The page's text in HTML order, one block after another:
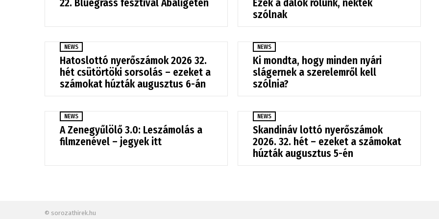
22. Bluegrass fesztivál Abaligeten
Ezek a dalok rólunk, nektek
szólnak
NEWS
Hatoslottó nyerőszámok 2026 32.
hét csütörtöki sorsolás – ezeket a
számokat húzták augusztus 6-án
NEWS
Ki mondta, hogy minden nyári
slágernek a szerelemről kell
szólnia?
NEWS
A Zenegyűlölő 3.0: Leszámolás a
filmzenével – jegyek itt
NEWS
Skandináv lottó nyerőszámok
2026. 32. hét – ezeket a számokat
húzták augusztus 5-én
© sorozathirek.hu